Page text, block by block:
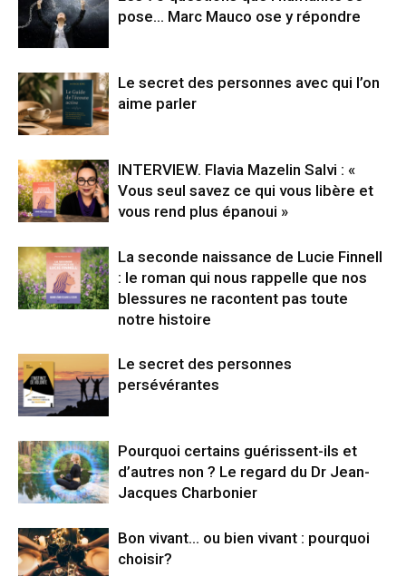
pose… Marc Mauco ose y répondre
Le secret des personnes avec qui l’on
aime parler
INTERVIEW. Flavia Mazelin Salvi : «
Vous seul savez ce qui vous libère et
vous rend plus épanoui »
La seconde naissance de Lucie Finnell
: le roman qui nous rappelle que nos
blessures ne racontent pas toute
notre histoire
Le secret des personnes
persévérantes
Pourquoi certains guérissent-ils et
d’autres non ? Le regard du Dr Jean-
Jacques Charbonier
Bon vivant… ou bien vivant : pourquoi
choisir?